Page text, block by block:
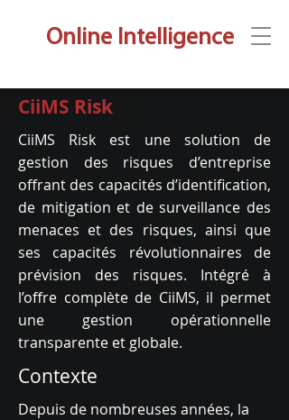
Online Intelligence
CiiMS Risk
CiiMS Risk est une solution de
gestion des risques d’entreprise
offrant des capacités d’identification,
de mitigation et de surveillance des
menaces et des risques, ainsi que
ses capacités révolutionnaires de
prévision des risques. Intégré à
l’offre complète de CiiMS, il permet
une gestion opérationnelle
transparente et globale.
Contexte
Depuis de nombreuses années, la